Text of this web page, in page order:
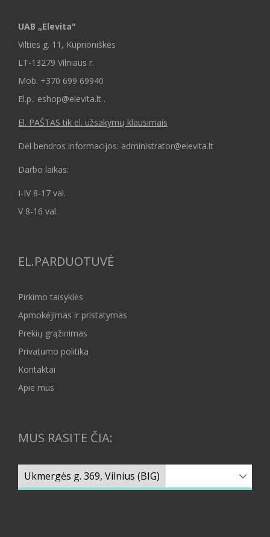
UAB „Elevita"
Vilties g. 11, Kuprioniškės
LT-13279 Vilniaus r.
Mob. +370 699 69940
El.p.: eshop@elevita.lt .
El. PAŠTAS tik el. užsakymų klausimais
Dėl bendros informacijos: administrator@elevita.lt
Darbo laikas:
I-IV 8-17 val.
V 8-16 val.
EL.PARDUOTUVĖ
Pirkimo taisyklės
Apmokėjimas ir pristatymas
Prekių grąžinimas
Privatumo politika
Kontaktai
Apie mus
MUS RASITE ČIA: